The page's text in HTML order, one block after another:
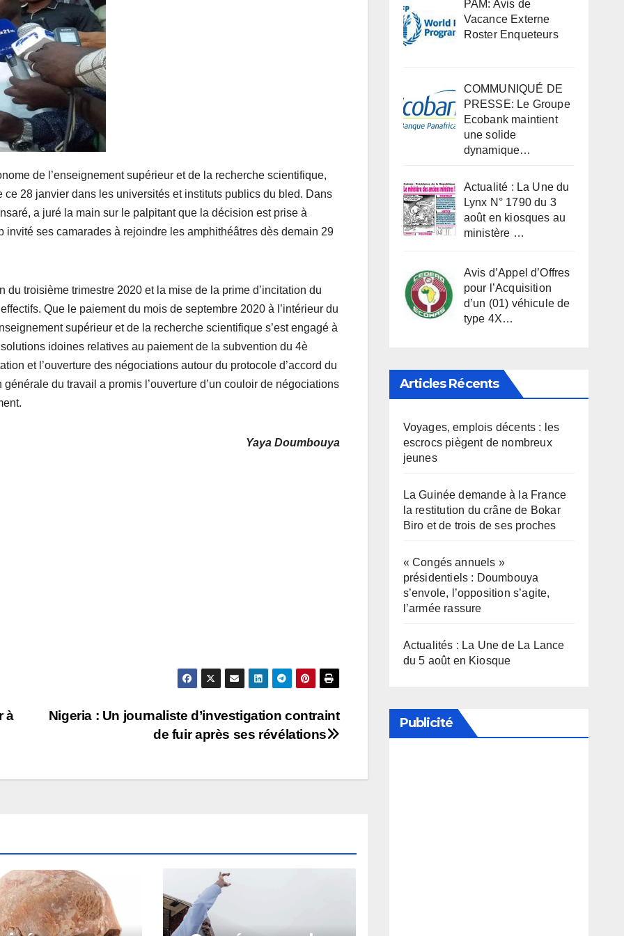
de l’enseignement supérieur et de la recherche scientifique,
28 janvier dans les universités et instituts publics du bled. Dans
a juré la main sur le palpitant que la décision est prise à
invité ses camarades à rejoindre les amphithéâtres dès demain 29
troisième trimestre 2020 et la mise de la prime d’incitation du
Que le paiement du mois de septembre 2020 à l’intérieur du
supérieur et de la recherche scientifique s’est engagé à
idoines relatives au paiement de la subvention du 4è
et l’ouverture des négociations autour du protocole d’accord du
du travail a promis l’ouverture d’un couloir de négociations
Yaya Doumbouya
Nigeria : Un journaliste d’investigation contraint
de fuir après ses révélations
à
PAM: Avis de
Vacance Externe
Roster Enqueteurs
COMMUNIQUÉ DE
PRESSE: Le Groupe
Ecobank maintient
une solide
dynamique…
Actualité : La Une du
Lynx N° 1790 du 3
août en kiosques au
ministère …
Avis d’Appel d’Offres
pour l’Acquisition
d’un (01) véhicule de
type 4X…
Articles Récents
Voyages, emplois décents : les
escrocs piègent de nombreux
jeunes
La Guinée demande à la France
la restitution du crâne de Bokar
Biro et de trois de ses proches
« Congés annuels »
présidentiels : Doumbouya
s’envole, l’opposition s’agite,
l’armée rassure
Actualités : La Une de La Lance
du 5 août en Kiosque
Publicité